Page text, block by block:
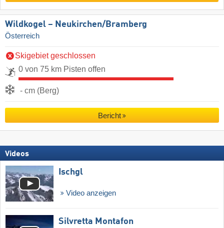
Wildkogel – Neukirchen/​Bramberg
Österreich
Skigebiet geschlossen
0 von 75 km Pisten offen
- cm (Berg)
Bericht
Videos
Ischgl
Video anzeigen
Silvretta Montafon